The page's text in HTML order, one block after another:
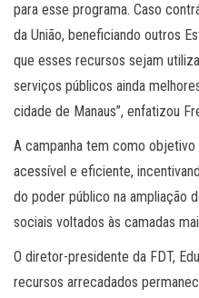
para esse programa. Caso
da União, beneficiando outros
que esses recursos sejam
serviços públicos ainda
cidade de Manaus”, enfatizou
A campanha tem como
acessível e eficiente,
do poder público na ampliação
sociais voltados às camadas
O diretor-presidente da FDT,
recursos arrecadados